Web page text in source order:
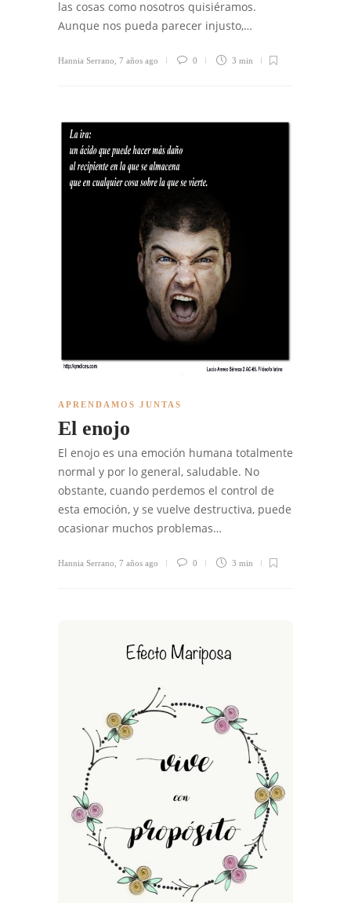
las cosas como nosotros quisiéramos.
Aunque nos pueda parecer injusto,…
Hannia Serrano 7 años ago 0 3 min
APRENDAMOS JUNTAS
El enojo
El enojo es una emoción humana totalmente
normal y por lo general, saludable. No
obstante, cuando perdemos el control de
esta emoción, y se vuelve destructiva, puede
ocasionar muchos problemas…
Hannia Serrano 7 años ago 0 3 min